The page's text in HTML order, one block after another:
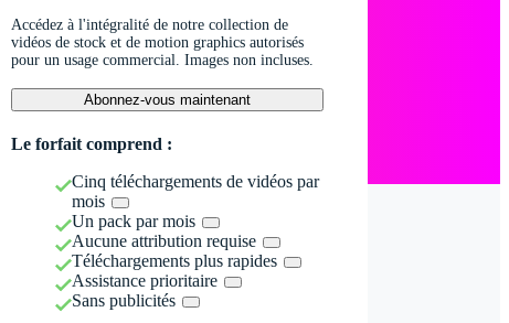
Accédez à l'intégralité de notre collection de
vidéos de stock et de motion graphics autorisés
pour un usage commercial. Images non incluses.
Abonnez-vous maintenant
Le forfait comprend :
Cinq téléchargements de vidéos par
mois
Un pack par mois
Aucune attribution requise
Téléchargements plus rapides
Assistance prioritaire
Sans publicités